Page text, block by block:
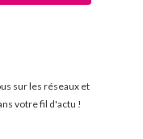
sur les réseaux et
votre fil d'actu !